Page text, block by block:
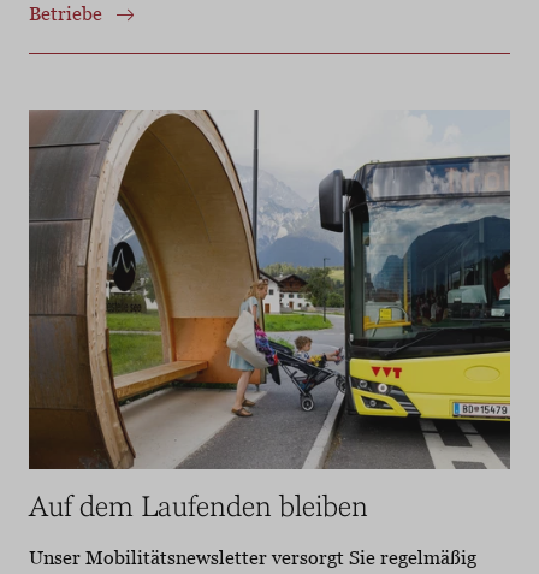
Betriebe
Auf dem Laufenden bleiben
Unser Mobilitätsnewsletter versorgt Sie regelmäßig